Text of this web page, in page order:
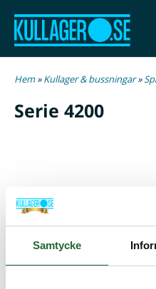
Samtycke
Hem»Kullager & bussningar»
Serie 4200
Kullager 4201 ATN9 - 12x32x14
Kullager 4202 ATN9 - 15x35x14